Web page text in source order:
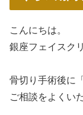
こんにちは。
銀座フェイスク
骨切り手術後に
ご相談をよくい